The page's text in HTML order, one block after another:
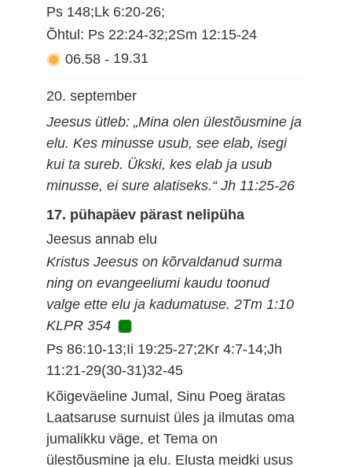
Ps 148;Lk 6:20-26;
Õhtul: Ps 22:24-32;2Sm 12:15-24
06.58 - 19.31
20. september
Jeesus ütleb: „Mina olen ülestõusmine ja
elu. Kes minusse usub, see elab, isegi
kui ta sureb. Ükski, kes elab ja usub
minusse, ei sure alatiseks.“ Jh 11:25-26
17. pühapäev pärast nelipüha
Jeesus annab elu
Kristus Jeesus on kõrvaldanud surma
ning on evangeeliumi kaudu toonud
valge ette elu ja kadumatuse. 2Tm 1:10
KLPR 354
Ps 86:10-13;Ii 19:25-27;2Kr 4:7-14;Jh
11:21-29(30-31)32-45
Kõigeväeline Jumal, Sinu Poeg äratas
Laatsaruse surnuist üles ja ilmutas oma
jumalikku väge, et Tema on
ülestõusmine ja elu. Elusta meidki usus